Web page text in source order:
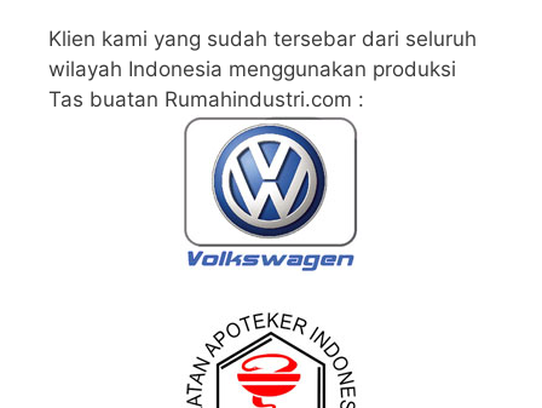
Klien kami yang sudah tersebar dari seluruh
wilayah Indonesia menggunakan produksi
Tas buatan Rumahindustri.com :